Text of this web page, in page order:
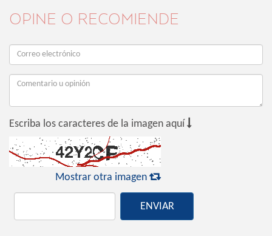
OPINE O RECOMIENDE
Escriba los caracteres de la imagen aquí 
Mostrar otra imagen 
ENVIAR